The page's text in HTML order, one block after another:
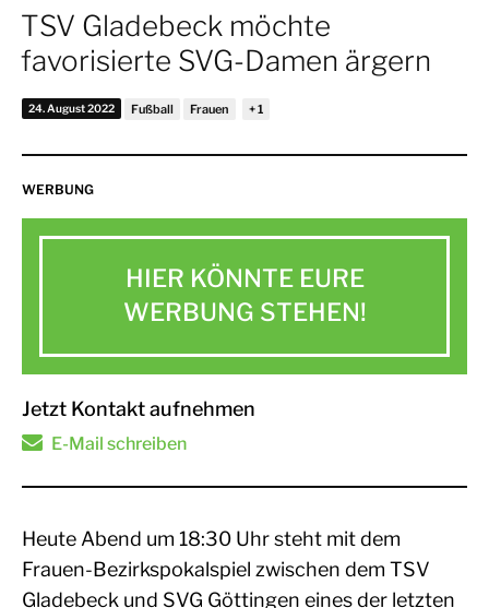
TSV Gladebeck möchte
favorisierte SVG-Damen ärgern
24. August 2022 Fußball Frauen
WERBUNG
HIER KÖNNTE EURE
WERBUNG STEHEN!
Jetzt Kontakt aufnehmen
E-Mail schreiben
Heute Abend um 18:30 Uhr steht mit dem
Frauen-Bezirkspokalspiel zwischen dem TSV
Gladebeck und SVG Göttingen eines der letzten